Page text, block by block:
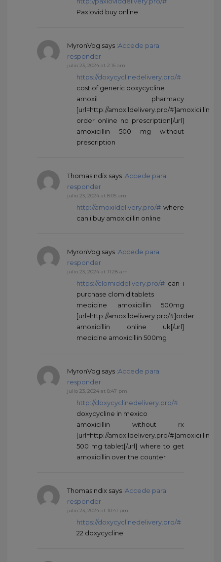
Paxlovid buy online
MyronVog says :Accede para
responder
julio 23, 2024 at 2:15 am
https://doxycyclinedelivery.pro/#
cost of generic doxycycline
amoxil pharmacy
[url=http://amoxildelivery.pro/#]amoxicillin
order online no prescription[/url]
amoxicillin 500 mg without
prescription
ThomasIndix says :Accede para
responder
julio 23, 2024 at 8:05 am
http://amoxildelivery.pro/# where
can i buy amoxicillin online
MyronVog says :Accede para
responder
julio 23, 2024 at 11:28 am
https://clomiddelivery.pro/# can i
purchase clomid tablets
medicine amoxicillin 500mg
[url=http://amoxildelivery.pro/#]order
amoxicillin online uk[/url]
medicine amoxicillin 500mg
MyronVog says :Accede para
responder
julio 23, 2024 at 8:47 pm
http://doxycyclinedelivery.pro/#
doxycycline in mexico
amoxicillin without rx
[url=http://amoxildelivery.pro/#]amoxicillin
500 mg tablet[/url] where to get
amoxicillin over the counter
ThomasIndix says :Accede para
responder
julio 23, 2024 at 10:41 pm
https://doxycyclinedelivery.pro/#
22 doxycycline